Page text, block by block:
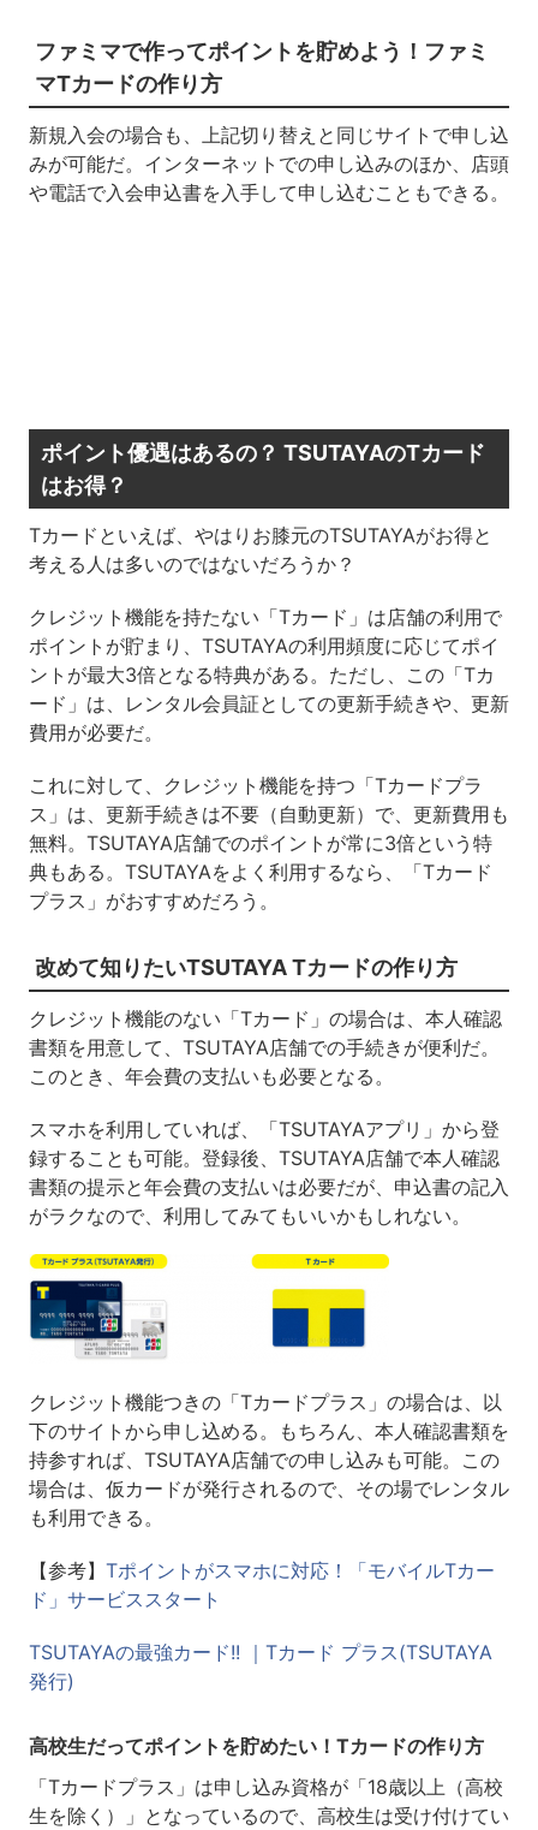
ファミマで作ってポイントを貯めよう！ファミ
マTカードの作り方
新規入会の場合も、上記切り替えと同じサイトで申し込
みが可能だ。インターネットでの申し込みのほか、店頭
や電話で入会申込書を入手して申し込むこともできる。
ポイント優遇はあるの？ TSUTAYAのTカード
はお得？
Tカードといえば、やはりお膝元のTSUTAYAがお得と
考える人は多いのではないだろうか？
クレジット機能を持たない「Tカード」は店舗の利用で
ポイントが貯まり、TSUTAYAの利用頻度に応じてポイ
ントが最大3倍となる特典がある。ただし、この「Tカ
ード」は、レンタル会員証としての更新手続きや、更新
費用が必要だ。
これに対して、クレジット機能を持つ「Tカードプラ
ス」は、更新手続きは不要（自動更新）で、更新費用も
無料。TSUTAYA店舗でのポイントが常に3倍という特
典もある。TSUTAYAをよく利用するなら、「Tカード
プラス」がおすすめだろう。
改めて知りたいTSUTAYA Tカードの作り方
クレジット機能のない「Tカード」の場合は、本人確認
書類を用意して、TSUTAYA店舗での手続きが便利だ。
このとき、年会費の支払いも必要となる。
スマホを利用していれば、「TSUTAYAアプリ」から登
録することも可能。登録後、TSUTAYA店舗で本人確認
書類の提示と年会費の支払いは必要だが、申込書の記入
がラクなので、利用してみてもいいかもしれない。
クレジット機能つきの「Tカードプラス」の場合は、以
下のサイトから申し込める。もちろん、本人確認書類を
持参すれば、TSUTAYA店舗での申し込みも可能。この
場合は、仮カードが発行されるので、その場でレンタル
も利用できる。
【参考】 Tポイントがスマホに対応！「モバイルTカー
ド」サービススタート
TSUTAYAの最強カード!! ｜Tカード プラス(TSUTAYA
発行)
高校生だってポイントを貯めたい！Tカードの作り方
「Tカードプラス」は申し込み資格が「18歳以上（高校
生を除く）」となっているので、高校生は受け付けてい